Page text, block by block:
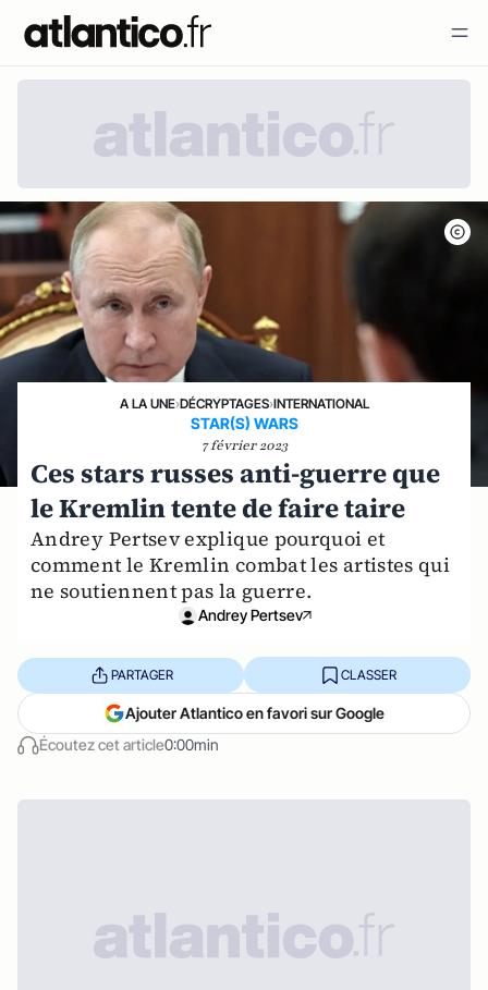
A LA UNE›DÉCRYPTAGES›INTERNATIONAL
STAR(S) WARS
7 février 2023
Ces stars russes anti-guerre que
le Kremlin tente de faire taire
Andrey Pertsev explique pourquoi et
comment le Kremlin combat les artistes qui
ne soutiennent pas la guerre.
Andrey Pertsev
Écoutez cet article0:00min
PARTAGER CLASSER
Ajouter Atlantico en favori sur Google